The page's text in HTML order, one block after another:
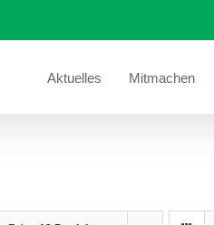
Aktuelles Mitmachen